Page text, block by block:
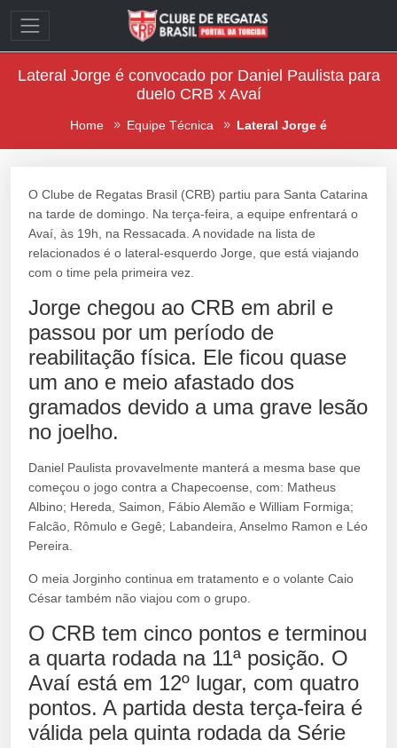
Lateral Jorge é convocado por Daniel Paulista para
duelo CRB x Avaí
Home Equipe Técnica Lateral Jorge é
O Clube de Regatas Brasil (CRB) partiu para Santa Catarina
na tarde de domingo. Na terça-feira, a equipe enfrentará o
Avaí, às 19h, na Ressacada. A novidade na lista de
relacionados é o lateral-esquerdo Jorge, que está viajando
com o time pela primeira vez.
Jorge chegou ao CRB em abril e
passou por um período de
reabilitação física. Ele ficou quase
um ano e meio afastado dos
gramados devido a uma grave lesão
no joelho.
Daniel Paulista provavelmente manterá a mesma base que
começou o jogo contra a Chapecoense, com: Matheus
Albino; Hereda, Saimon, Fábio Alemão e William Formiga;
Falcão, Rômulo e Gegê; Labandeira, Anselmo Ramon e Léo
Pereira.
O meia Jorginho continua em tratamento e o volante Caio
César também não viajou com o grupo.
O CRB tem cinco pontos e terminou
a quarta rodada na 11ª posição. O
Avaí está em 12º lugar, com quatro
pontos. A partida desta terça-feira é
válida pela quinta rodada da Série